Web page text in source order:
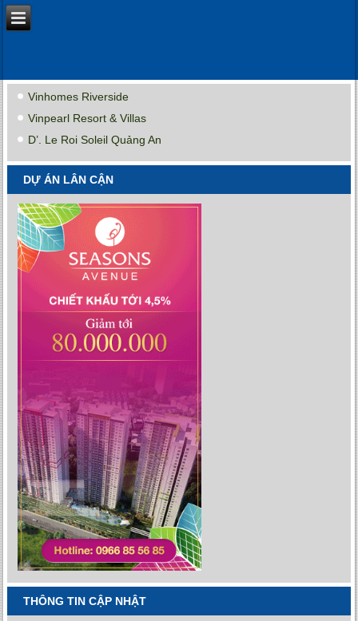
Vinhomes Riverside
Vinpearl Resort & Villas
D’. Le Roi Soleil Quảng An
DỰ ÁN LÂN CẬN
THÔNG TIN CẬP NHẬT